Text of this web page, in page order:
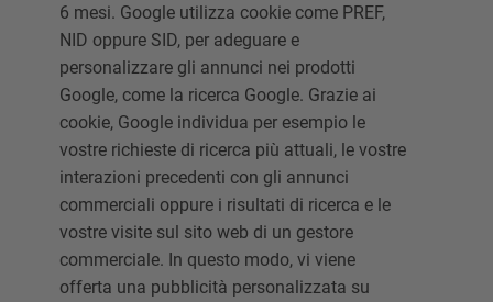
6 mesi. Google utilizza cookie come PREF,
NID oppure SID, per adeguare e
personalizzare gli annunci nei prodotti
Google, come la ricerca Google. Grazie ai
cookie, Google individua per esempio le
vostre richieste di ricerca più attuali, le vostre
interazioni precedenti con gli annunci
commerciali oppure i risultati di ricerca e le
vostre visite sul sito web di un gestore
commerciale. In questo modo, vi viene
offerta una pubblicità personalizzata su